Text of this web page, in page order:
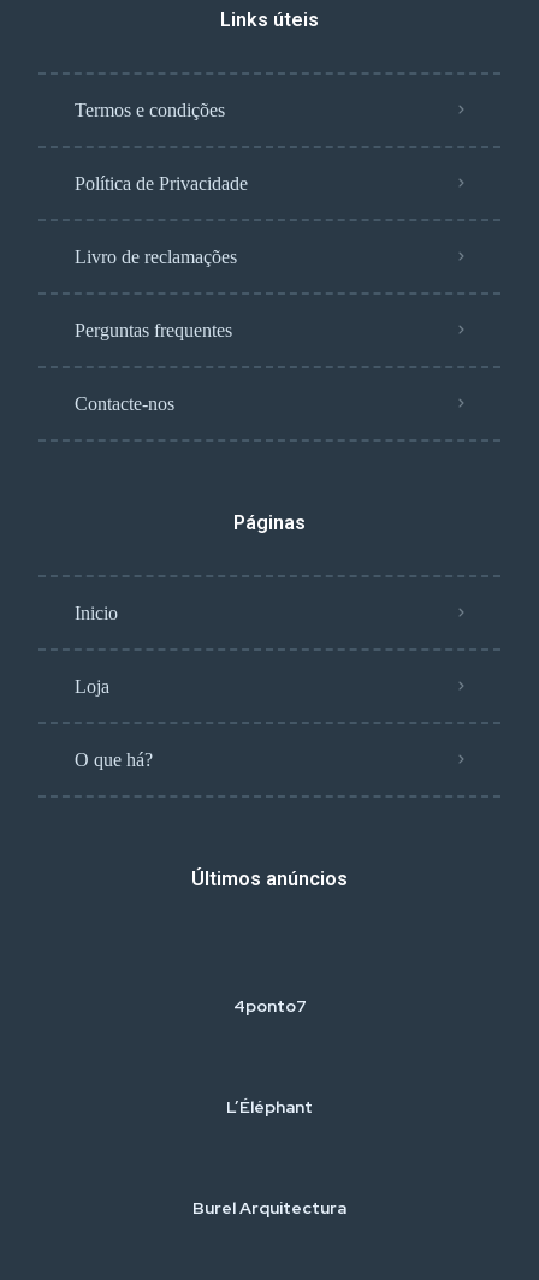
Links úteis
Termos e condições
Política de Privacidade
Livro de reclamações
Perguntas frequentes
Contacte-nos
Páginas
Inicio
Loja
O que há?
Últimos anúncios
4ponto7
L’Éléphant
Burel Arquitectura